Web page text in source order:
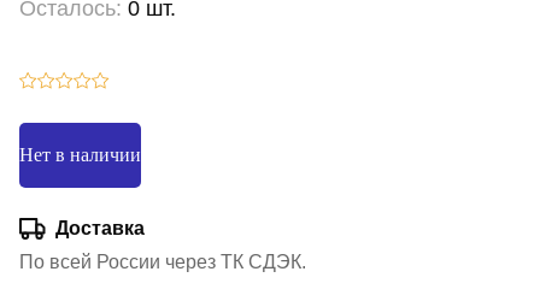
Осталось: 0 шт.
Нет в наличии
Доставка
По всей России через ТК СДЭК.